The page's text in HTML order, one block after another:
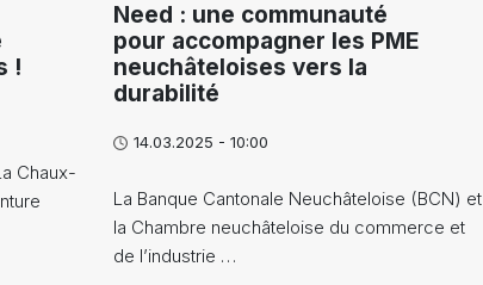
!
Chaux-
Need : une communauté
pour accompagner les PME
neuchâteloises vers la
durabilité
14.03.2025 - 10:00
La Banque Cantonale Neuchâteloise (BCN) et
la Chambre neuchâteloise du commerce et
de l’industrie …